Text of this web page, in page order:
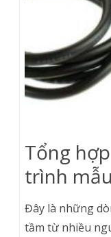
Tổng
trình
Đây là những
tầm từ nhiều